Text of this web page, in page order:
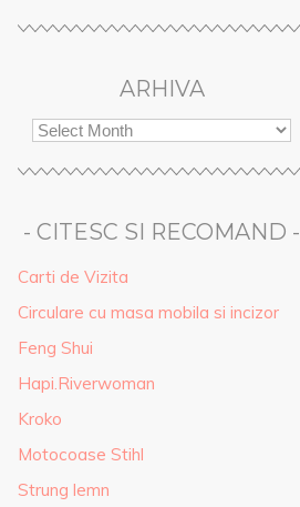
ARHIVA
- CITESC SI RECOMAND -
Carti de Vizita
Circulare cu masa mobila si incizor
Feng Shui
Hapi.Riverwoman
Kroko
Motocoase Stihl
Strung lemn